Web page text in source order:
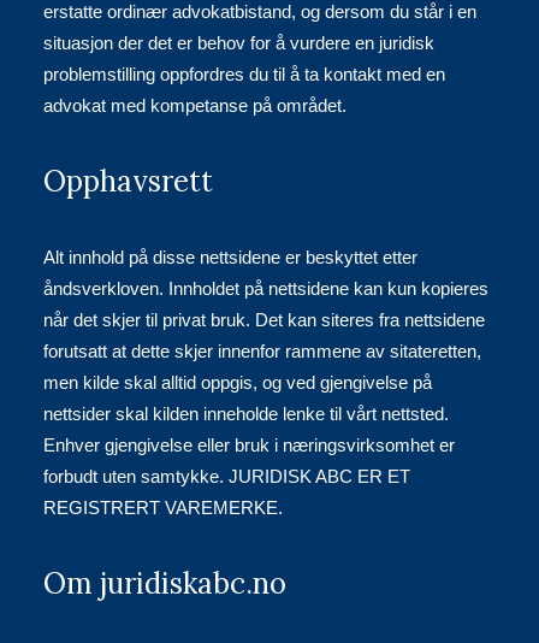
erstatte ordinær advokatbistand, og dersom du står i en
situasjon der det er behov for å vurdere en juridisk
problemstilling oppfordres du til å ta kontakt med en
advokat med kompetanse på området.
Opphavsrett
Alt innhold på disse nettsidene er beskyttet etter
åndsverkloven. Innholdet på nettsidene kan kun kopieres
når det skjer til privat bruk. Det kan siteres fra nettsidene
forutsatt at dette skjer innenfor rammene av sitateretten,
men kilde skal alltid oppgis, og ved gjengivelse på
nettsider skal kilden inneholde lenke til vårt nettsted.
Enhver gjengivelse eller bruk i næringsvirksomhet er
forbudt uten samtykke. JURIDISK ABC ER ET
REGISTRERT VAREMERKE.
Om juridiskabc.no